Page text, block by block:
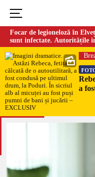
Focar de legioneloză în
sunt infectate. Autoritățile
a